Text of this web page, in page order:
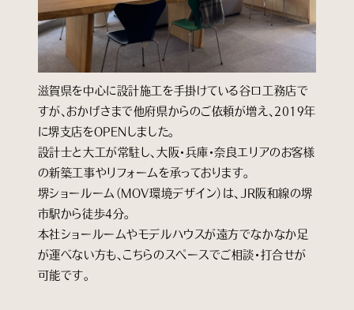
滋賀県を中心に設計施工を手掛けている谷口工務店で
すが、おかげさまで他府県からのご依頼が増え、2019年
に堺支店をOPENしました。
設計士と大工が常駐し、大阪・兵庫・奈良エリアのお客様
の新築工事やリフォームを承っております。
堺ショールーム（MOV環境デザイン）は、JR阪和線の堺
市駅から徒歩4分。
本社ショールームやモデルハウスが遠方でなかなか足
が運べない方も、こちらのスペースでご相談・打合せが
可能です。